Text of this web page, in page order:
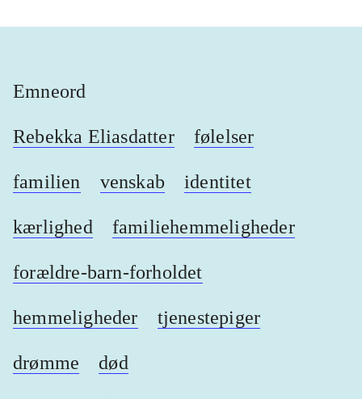
Emneord
Rebekka Eliasdatter følelser
familien venskab identitet
kærlighed familiehemmeligheder
forældre-barn-forholdet
hemmeligheder tjenestepiger
drømme død